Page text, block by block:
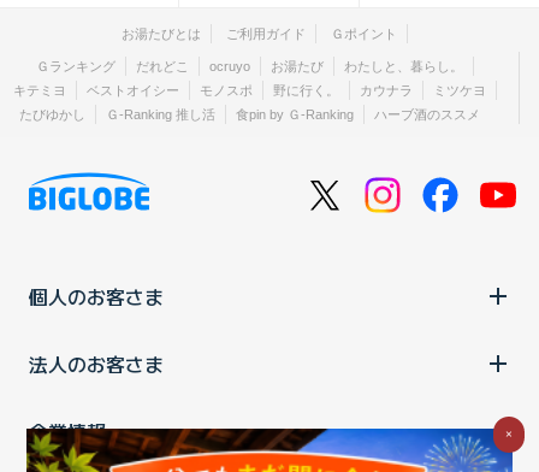
お湯たびとは ご利用ガイド Ｇポイント
Ｇランキング だれどこ ocruyo お湯たび
わたしと、暮らし。
キテミヨ
ベストオイシー モノスポ 野に行く。 カウナラ
ミツケヨ
たびゆかし
Ｇ-Ranking 推し活 食pin by Ｇ-Ranking ハーブ酒のススメ
個人のお客さま
法人のお客さま
企業情報 ×